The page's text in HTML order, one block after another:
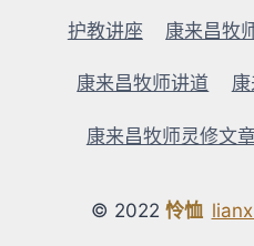
护教讲座 康来昌牧
康来昌牧师讲道
康来昌牧师灵修文
© 2022 怜恤